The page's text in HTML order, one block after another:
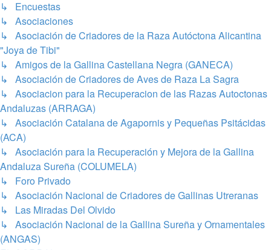
↳ Encuestas
↳ Asociaciones
↳ Asociación de Criadores de la Raza Autóctona Alicantina
"Joya de Tibi"
↳ Amigos de la Gallina Castellana Negra (GANECA)
↳ Asociación de Criadores de Aves de Raza La Sagra
↳ Asociacion para la Recuperacion de las Razas Autoctonas
Andaluzas (ARRAGA)
↳ Asociación Catalana de Agapornis y Pequeñas Psitácidas
(ACA)
↳ Asociación para la Recuperación y Mejora de la Gallina
Andaluza Sureña (COLUMELA)
↳ Foro Privado
↳ Asociación Nacional de Criadores de Gallinas Utreranas
↳ Las Miradas Del Olvido
↳ Asociación Nacional de la Gallina Sureña y Ornamentales
(ANGAS)